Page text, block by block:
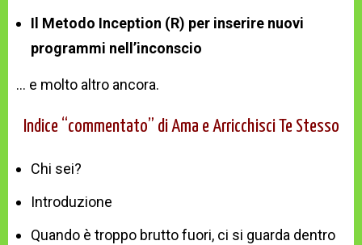
Il Metodo Inception (R) per inserire nuovi
programmi nell’inconscio
… e molto altro ancora.
Indice “commentato” di Ama e Arricchisci Te Stesso
Chi sei?
Introduzione
Quando è troppo brutto fuori, ci si guarda dentro